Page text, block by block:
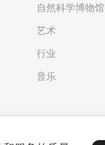
自然科学博物馆
艺术
行业
音乐